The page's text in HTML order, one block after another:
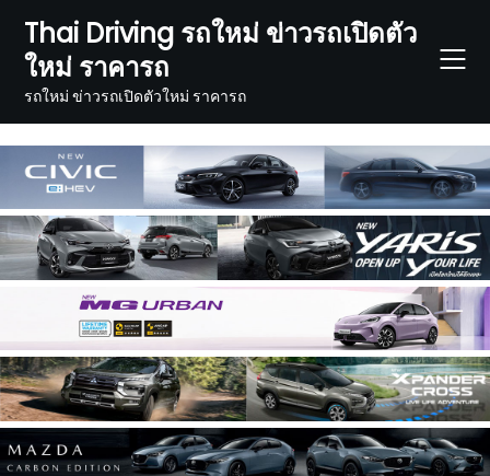
content
Thai Driving รถใหม่ ข่าวรถเปิดตัว
ใหม่ ราคารถ
รถใหม่ ข่าวรถเปิดตัวใหม่ ราคารถ